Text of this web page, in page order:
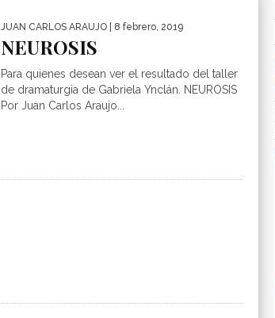
JUAN CARLOS ARAUJO | 8 febrero, 2019
NEUROSIS
Para quienes desean ver el resultado del taller
de dramaturgia de Gabriela Ynclán. NEUROSIS
Por Juan Carlos Araujo...